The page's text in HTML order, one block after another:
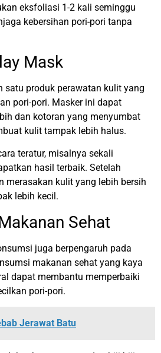
eksfoliasi 1-2 kali seminggu
kebersihan pori-pori tanpa
Mask
satu produk perawatan kulit yang
pori-pori. Masker ini dapat
dan kotoran yang menyumbat
kulit tampak lebih halus.
teratur, misalnya sekali
hasil terbaik. Setelah
merasakan kulit yang lebih bersih
lebih kecil.
Sehat
juga berpengaruh pada
makanan sehat yang kaya
dapat membantu memperbaiki
pori-pori.
Jerawat Batu